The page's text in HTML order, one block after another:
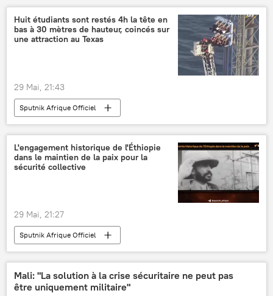
Huit étudiants sont restés 4h la tête en
bas à 30 mètres de hauteur, coincés sur
une attraction au Texas
29 Mai, 21:43
Sputnik Afrique Officiel
L'engagement historique de l'Éthiopie
dans le maintien de la paix pour la
sécurité collective
29 Mai, 21:27
Sputnik Afrique Officiel
Mali: "La solution à la crise sécuritaire ne peut pas
être uniquement militaire"